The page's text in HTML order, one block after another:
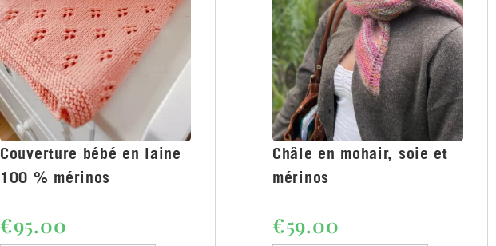
Couverture bébé en laine
100 % mérinos
€95.00
Châle en mohair, soie et
mérinos
€59.00